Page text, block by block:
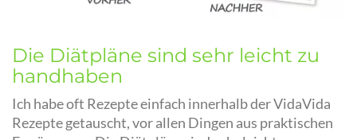
Die Diätpläne sind sehr leicht zu
handhaben
Ich habe oft Rezepte einfach innerhalb der VidaVida
Rezepte getauscht, vor allen Dingen aus praktischen